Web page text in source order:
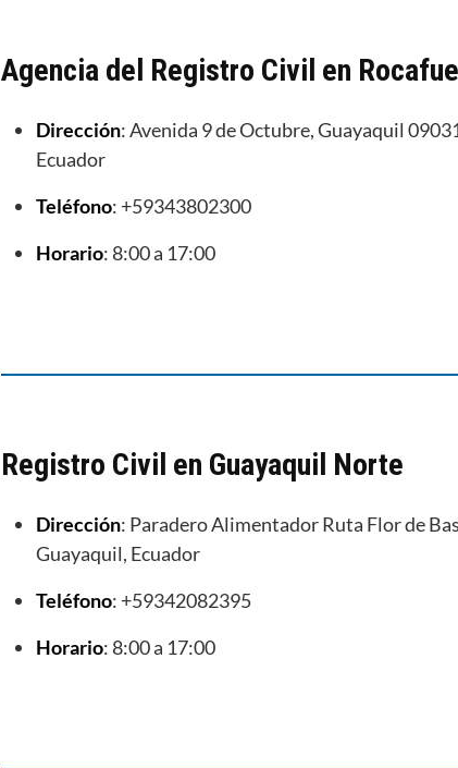
Agencia del Registro Civil en
Dirección: Avenida 9 de Octubre, Guayaquil
Ecuador
Teléfono: +59343802300
Horario: 8:00 a 17:00
Registro Civil en Guayaquil Norte
Dirección: Paradero Alimentador Ruta Flor de
Guayaquil, Ecuador
Teléfono: +59342082395
Horario: 8:00 a 17:00